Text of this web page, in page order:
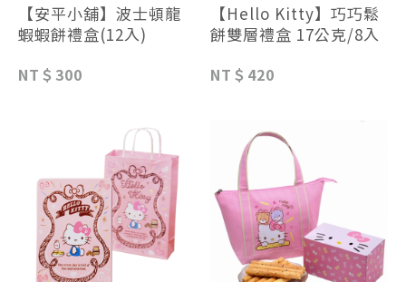
【安平小舖】波士頓龍
蝦蝦餅禮盒(12入)
NT＄300
【Hello Kitty】巧巧鬆
餅雙層禮盒 17公克/8入
NT＄420